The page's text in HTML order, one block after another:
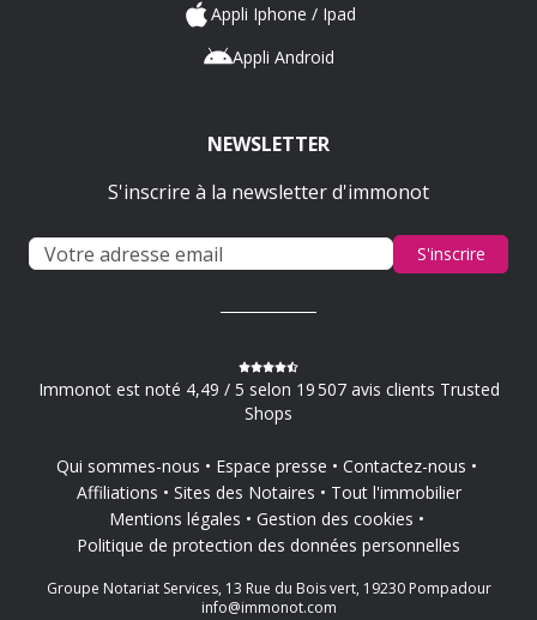
Appli Iphone / Ipad
Appli Android
NEWSLETTER
S'inscrire à la newsletter d'immonot
S'inscrire
Immonot est noté 4,49 / 5 selon 19 507 avis clients Trusted
Shops
Qui sommes-nous Espace presse
Contactez-nous
Affiliations
Sites des Notaires
Tout l'immobilier
Mentions légales
Gestion des cookies
Politique de protection des données personnelles
Groupe Notariat Services, 13 Rue du Bois vert, 19230 Pompadour
info@immonot.com